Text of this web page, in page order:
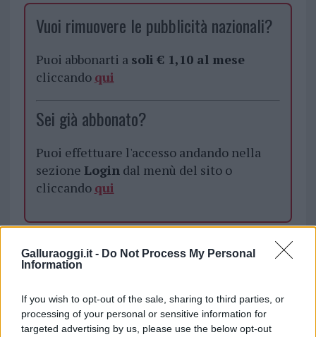
Galluraoggi.it - Do Not Process My Personal
Information
If you wish to opt-out of the sale, sharing to third parties, or
processing of your personal or sensitive information for
targeted advertising by us, please use the below opt-out
Vuoi rimuovere le pubblicità nazionali?
Puoi abbonarti a soli € 1,10 al mese
cliccando qui
Sei già abbonato?
Puoi effettuare l'accesso andando nella
sezione Logindal menù del sito o
cliccando qui
i tuoi video e le tue foto
Su WhatsApp al numero +39
345 356 7512